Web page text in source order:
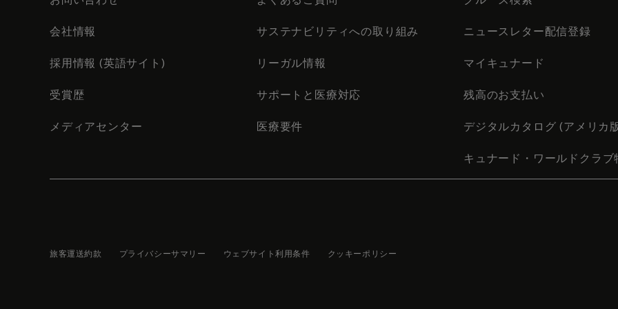
会社情報
採用情報 (英語サイト)
受賞歴
メディアセンター
サステナビリティへの取り組み
リーガル情報
サポートと医療対応
医療要件
ニュースレター配信登録
マイキュナード
残高のお支払い
デジタルカタログ (アメリカ
キュナード・ワールドクラブ
旅客運送約款 プライバシーサマリー ウェブサイト利用条件 クッキーポリシー